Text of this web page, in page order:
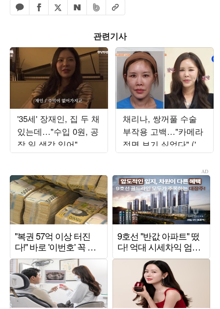
카카오톡 공유하기
페이스북 공유하기
엑스 공유하기
네이버 공유하기
밴드 공유하기
URL복사
관련기사
'35세' 장재인, 집 두 채
있는데…"수입 0원, 공
장 일 생각 있어"
채리나, 쌍꺼풀 수술
부작용 고백…"카메라
정면 보기 싫었다" ('터
치미')